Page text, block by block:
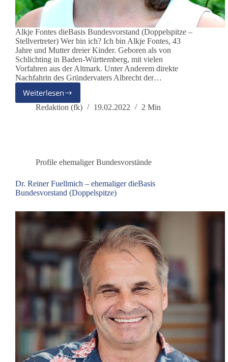
Alkje Fontes dieBasis Bundesvorstand (Doppelspitze –
Stellvertreter) Wer bin ich? Ich bin Alkje Fontes, 43
Jahre und Mutter dreier Kinder. Geboren als von
Schlichting in Baden-Württemberg, mit vielen
Vorfahren aus der Altmark. Unter Anderem direkte
Nachfahrin des Gründervaters Albrecht der…
Weiterlesen
Alkje
Fontes
(Stellv.
Doppelspitze)
Redaktion (fk) 19.02.2022 2 Min
Profile ehemaliger Bundesvorstände
Dr. Reiner Fuellmich – ehemaliger dieBasis
Bundesvorstand (Doppelspitze)